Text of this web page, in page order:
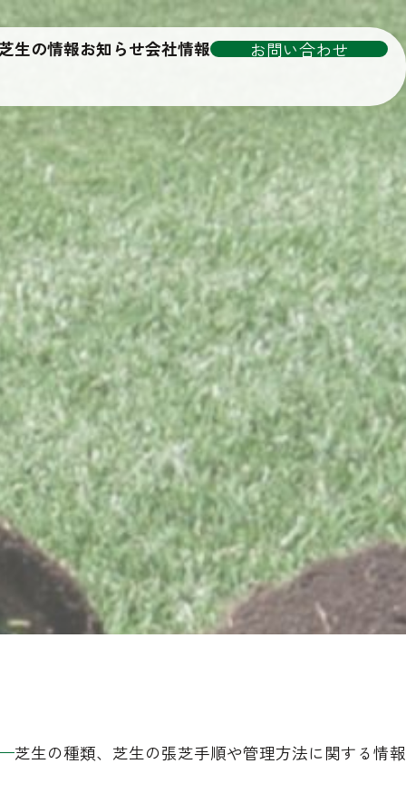
生の情報お知らせ会社情報 お問い合わせ
芝生の種類、芝生の張芝手順や管理方法に関する情報